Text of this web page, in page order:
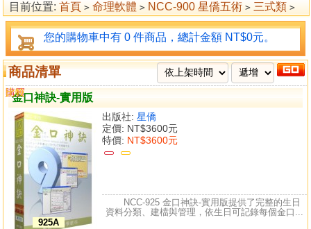
目前位置: 首頁 > 命理軟體 > NCC-900 星僑五術 > 三式類 >
金口神訣
您的購物車中有 0 件商品，總計金額 NT$0元。
商品清單
金口神訣-實用版
925A
出版社: 星僑
定價: NT$3600元
特價: NT$3600元
購買
比較
NCC-925 金口神訣-實用版提供了完整的生日
資料分類、建檔與管理，依生日可記錄每個金口...